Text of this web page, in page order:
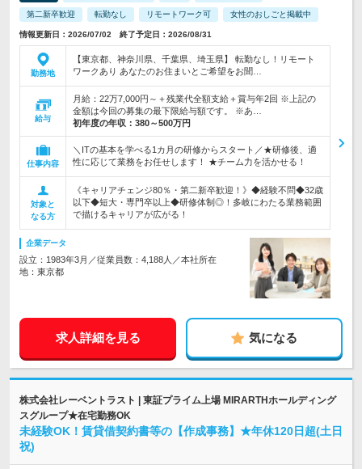
第二新卒歓迎 転勤なし リモートワーク可 女性のおしごと掲載中
情報更新日：2026/07/02 終了予定日：2026/08/31
勤務地
【東京都、神奈川県、千葉県、埼玉県】 転勤なし！リモート
ワークあり あなたのお住まいとご希望をお聞…
給与
月給：22万7,000円～＋残業代全額支給＋賞与年2回 ※上記の
金額は今回の募集の最下限給与額です。 ※あ…
初年度の年収： 380～500万円
仕事内容
＼ITの基本を学べる1カ月の研修からスタート／★研修後、適
性に応じて業務をお任せします！ ★チーム力を活かせる！
対象と
なる方
《キャリアチェンジ80％・第二新卒歓迎！》◆経験不問◆32歳
以下◆短大・専門卒以上◆研修体制◎！多岐にわたる業務範囲
で描けるキャリアが広がる！
企業データ
設立：1983年3月／従業員数：4,188人／本社所在
地：東京都
求人詳細を見る 気になる
株式会社レーベントラスト | 東証プライム上場 MIRARTHホールディング
スグループ★在宅勤務OK
未経験OK！賃貸借契約書等の【作成事務】★年休120日超(土日
祝)